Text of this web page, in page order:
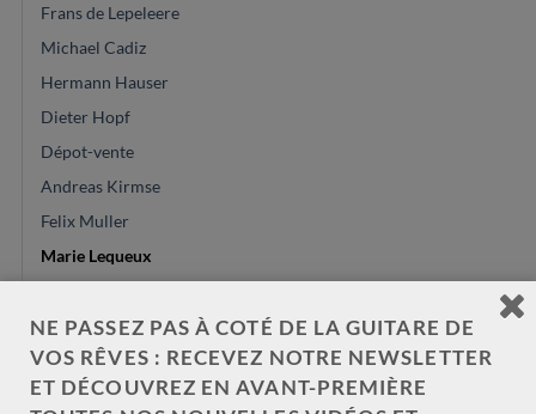
Frans de Lepeleere
Michael Cadiz
Hermann Hauser
Dieter Hopf
Dépot-vente
Andreas Kirmse
Felix Muller
Marie Lequeux
Philipp Neumann
Antonio Marin Montero
Sangirardi & Cavicchi
NE PASSEZ PAS À COTÉ DE LA GUITARE DE
VOS RÊVES : RECEVEZ NOTRE NEWSLETTER
ET DÉCOUVREZ EN AVANT-PREMIÈRE